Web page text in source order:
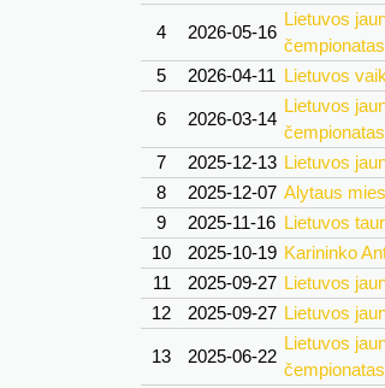
4 2026-05-16
Lietuvos
čempionatas
5 2026-04-11 Lietuvos
6 2026-03-14
Lietuvos
čempionatas
7 2025-12-13 Lietuvos
8
2025-12-07 Alytaus
9
2025-11-16 Lietuvos
10
2025-10-19 Karininko
11
2025-09-27 Lietuvos
12
2025-09-27 Lietuvos
13 2025-06-22
Lietuvos
čempionatas